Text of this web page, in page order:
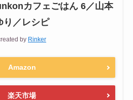
カフェごはん 6／山本
り／レシピ
by Rinker
Amazon
楽天市場